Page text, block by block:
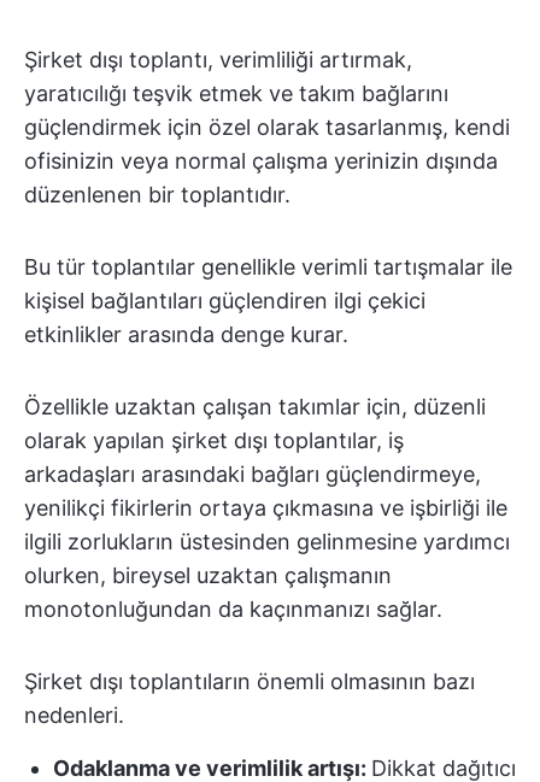
Şirket dışı toplantı, verimliliği artırmak,
yaratıcılığı teşvik etmek ve takım bağlarını
güçlendirmek için özel olarak tasarlanmış, kendi
ofisinizin veya normal çalışma yerinizin dışında
düzenlenen bir toplantıdır.
Bu tür toplantılar genellikle verimli tartışmalar ile
kişisel bağlantıları güçlendiren ilgi çekici
etkinlikler arasında denge kurar.
Özellikle uzaktan çalışan takımlar için, düzenli
olarak yapılan şirket dışı toplantılar, iş
arkadaşları arasındaki bağları güçlendirmeye,
yenilikçi fikirlerin ortaya çıkmasına ve işbirliği ile
ilgili zorlukların üstesinden gelinmesine yardımcı
olurken, bireysel uzaktan çalışmanın
monotonluğundan da kaçınmanızı sağlar.
Şirket dışı toplantıların önemli olmasının bazı
nedenleri.
Odaklanma ve verimlilik artışı: Dikkat dağıtıcı